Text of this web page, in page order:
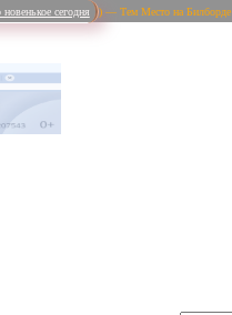
сегодня ) — Тем Место на Билборде